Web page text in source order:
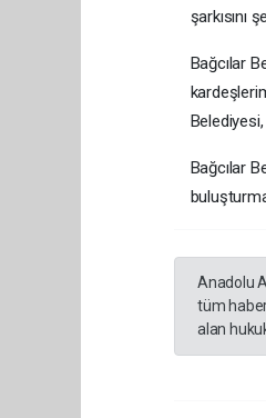
şarkısını
Bağcılar
Bağcılar
Anadolu
tüm
alan